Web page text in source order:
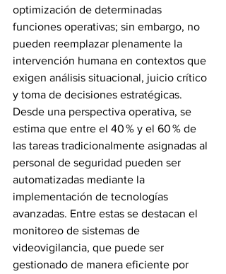
optimización de determinadas
funciones operativas; sin embargo, no
pueden reemplazar plenamente la
intervención humana en contextos que
exigen análisis situacional, juicio crítico
y toma de decisiones estratégicas.
Desde una perspectiva operativa, se
estima que entre el 40 % y el 60 % de
las tareas tradicionalmente asignadas al
personal de seguridad pueden ser
automatizadas mediante la
implementación de tecnologías
avanzadas. Entre estas se destacan el
monitoreo de sistemas de
videovigilancia, que puede ser
gestionado de manera eficiente por